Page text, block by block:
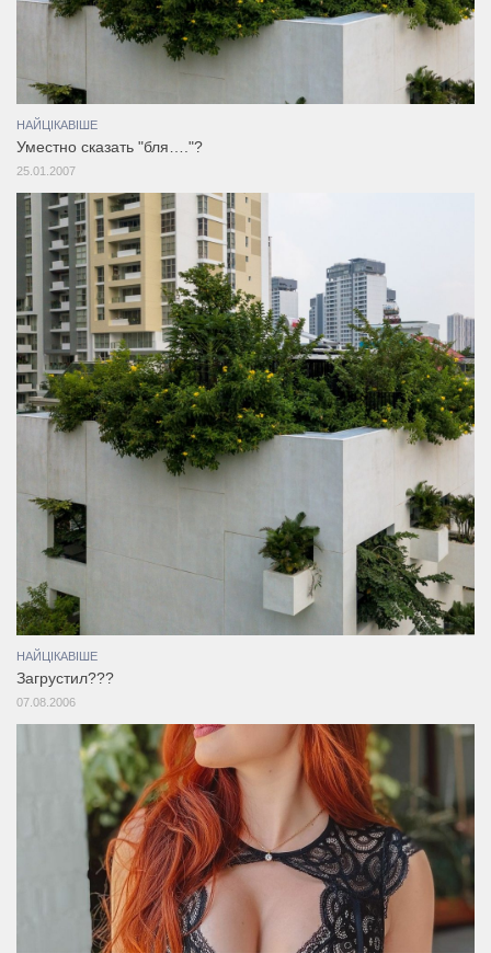
НАЙЦІКАВІШЕ
Уместно сказать "бля…."?
25.01.2007
НАЙЦІКАВІШЕ
Загрустил???
07.08.2006